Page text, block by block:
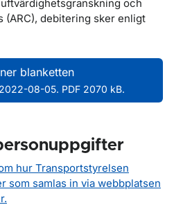
och
(ARC), debitering sker enligt
blanketten
08-05. PDF 2070 kB.
hur Transportstyrelsen
som samlas in via webbplatsen